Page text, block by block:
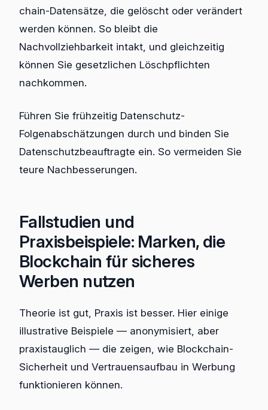
chain-Datensätze, die gelöscht oder verändert
werden können. So bleibt die
Nachvollziehbarkeit intakt, und gleichzeitig
können Sie gesetzlichen Löschpflichten
nachkommen.
Führen Sie frühzeitig Datenschutz-
Folgenabschätzungen durch und binden Sie
Datenschutzbeauftragte ein. So vermeiden Sie
teure Nachbesserungen.
Fallstudien und
Praxisbeispiele: Marken, die
Blockchain für sicheres
Werben nutzen
Theorie ist gut, Praxis ist besser. Hier einige
illustrative Beispiele — anonymisiert, aber
praxistauglich — die zeigen, wie Blockchain-
Sicherheit und Vertrauensaufbau in Werbung
funktionieren können.